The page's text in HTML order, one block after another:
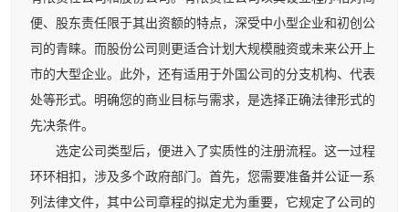
便、股东责任限于其出资额的特点，深受中小型企业和初创公
司的青睐。而股份公司则更适合计划大规模融资或未来公开上
市的大型企业。此外，还有适用于外国公司的分支机构、代表
处等形式。明确您的商业目标与需求，是选择正确法律形式的
先决条件。
选定公司类型后，便进入了实质性的注册流程。这一过程
环环相扣，涉及多个政府部门。首先，您需要准备并公证一系
列法律文件，其中公司章程的拟定尤为重要，它规定了公司的